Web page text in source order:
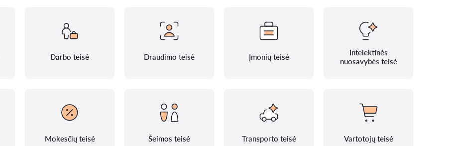
Darbo teisė Draudimo teisė Įmonių teisė
Intelektinės
nuosavybės teisė
Mokesčių teisė Šeimos teisė Transporto teisė Vartotojų teisė